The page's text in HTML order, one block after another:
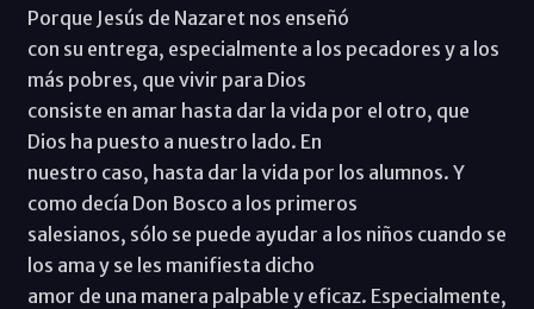
Porque Jesús de Nazaret nos enseñó
con su entrega, especialmente a los pecadores y a los
más pobres, que vivir para Dios
consiste en amar hasta dar la vida por el otro, que
Dios ha puesto a nuestro lado. En
nuestro caso, hasta dar la vida por los alumnos. Y
como decía Don Bosco a los primeros
salesianos, sólo se puede ayudar a los niños cuando se
los ama y se les manifiesta dicho
amor de una manera palpable y eficaz. Especialmente,